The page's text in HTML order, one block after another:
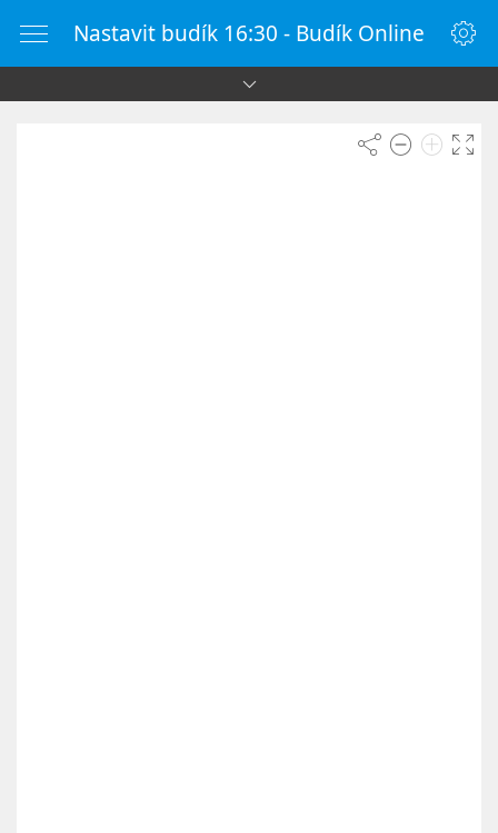
Nastavit budík 16:30 - Budík Online